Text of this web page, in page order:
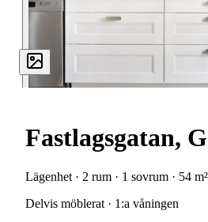
Fastlagsgatan,
Lägenhet · 2 rum · 1 sovrum · 54 m²
Delvis möblerat · 1:a våningen